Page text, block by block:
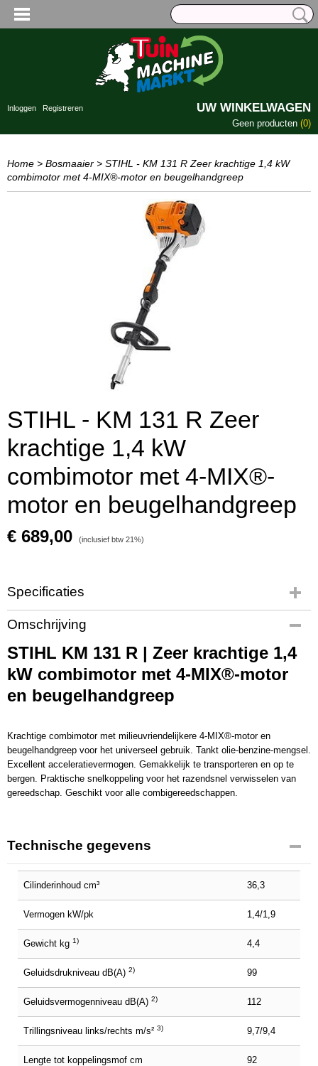
Inloggen Registreren UW WINKELWAGEN
Geen producten (0)
Home > Bosmaaier > STIHL - KM 131 R Zeer krachtige 1,4 kW
combimotor met 4-MIX®-motor en beugelhandgreep
STIHL - KM 131 R Zeer
krachtige 1,4 kW
combimotor met 4-MIX®-
motor en beugelhandgreep
€ 689,00 (inclusief btw 21%)
Specificaties
Productcode
4180 200 0165
Productcode leverancier
Netto gewicht
5,00 Kg
Omschrijving
STIHL KM 131 R | Zeer krachtige 1,4
kW combimotor met 4-MIX®-motor
en beugelhandgreep
Krachtige combimotor met milieuvriendelijkere 4-MIX®-motor en
beugelhandgreep voor het universeel gebruik. Tankt olie-benzine-mengsel.
Excellent acceleratievermogen. Gemakkelijk te transporteren en op te
bergen. Praktische snelkoppeling voor het razendsnel verwisselen van
gereedschap. Geschikt voor alle combigereedschappen.
Technische gegevens
Cilinderinhoud cm³ 36,3
Vermogen kW/pk 1,4/1,9
Gewicht kg 1) 4,4
Geluidsdrukniveau dB(A) 2) 99
Geluidsvermogenniveau dB(A) 2) 112
Trillingsniveau links/rechts m/s² 3) 9,7/9,4
Lengte tot koppelingsmof cm 92